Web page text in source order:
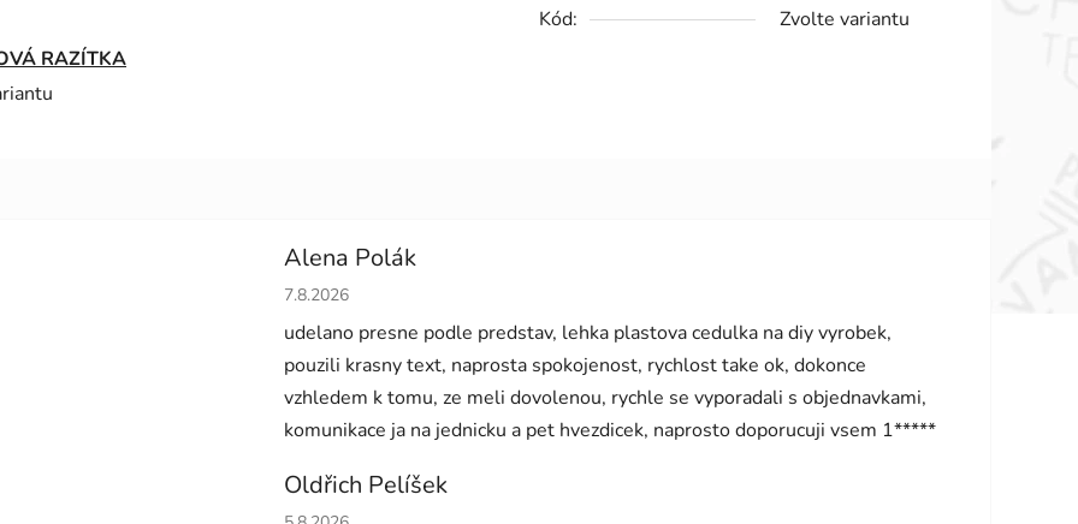
Kód:
Zvolte variantu
RAZÍTKA
Alena Polák
Hodnocení obchodu je 5 z 5 hvězdiček.
7.8.2026
udelano presne podle predstav, lehka plastova cedulka na diy vyrobek,
pouzili krasny text, naprosta spokojenost, rychlost take ok, dokonce
vzhledem k tomu, ze meli dovolenou, rychle se vyporadali s objednavkami,
komunikace ja na jednicku a pet hvezdicek, naprosto doporucuji vsem 1*****
Oldřich Pelíšek
Hodnocení obchodu je 5 z 5 hvězdiček.